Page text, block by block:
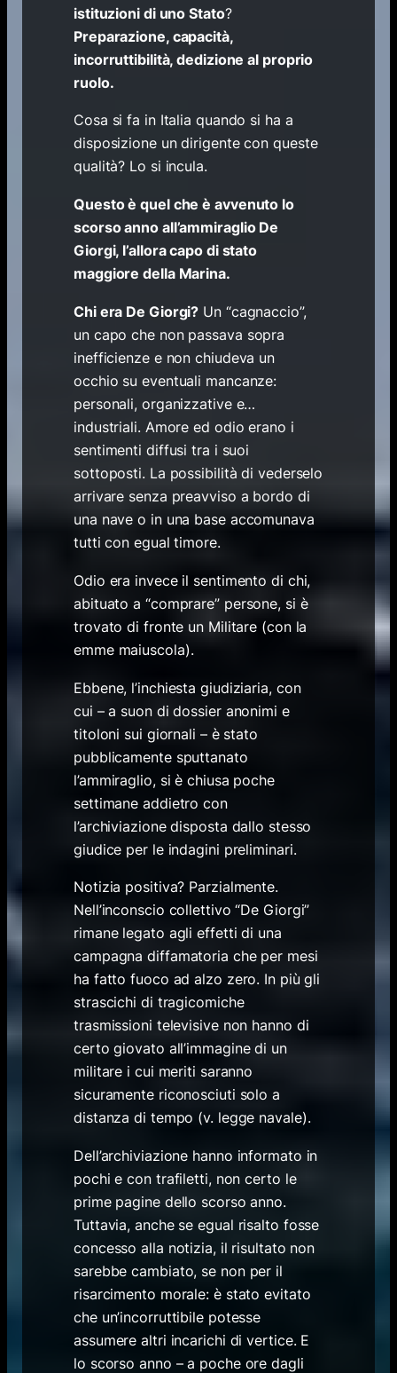
istituzioni di uno Stato?
Preparazione, capacità,
incorruttibilità, dedizione al proprio
ruolo.
Cosa si fa in Italia quando si ha a
disposizione un dirigente con queste
qualità? Lo si incula.
Questo è quel che è avvenuto lo
scorso anno all’ammiraglio De
Giorgi, l’allora capo di stato
maggiore della Marina.
Chi era De Giorgi? Un “cagnaccio”,
un capo che non passava sopra
inefficienze e non chiudeva un
occhio su eventuali mancanze:
personali, organizzative e…
industriali. Amore ed odio erano i
sentimenti diffusi tra i suoi
sottoposti. La possibilità di vederselo
arrivare senza preavviso a bordo di
una nave o in una base accomunava
tutti con egual timore.
Odio era invece il sentimento di chi,
abituato a “comprare” persone, si è
trovato di fronte un Militare (con la
emme maiuscola).
Ebbene, l’inchiesta giudiziaria, con
cui – a suon di dossier anonimi e
titoloni sui giornali – è stato
pubblicamente sputtanato
l’ammiraglio, si è chiusa poche
settimane addietro con
l’archiviazione disposta dallo stesso
giudice per le indagini preliminari.
Notizia positiva? Parzialmente.
Nell’inconscio collettivo “De Giorgi”
rimane legato agli effetti di una
campagna diffamatoria che per mesi
ha fatto fuoco ad alzo zero. In più gli
strascichi di tragicomiche
trasmissioni televisive non hanno di
certo giovato all’immagine di un
militare i cui meriti saranno
sicuramente riconosciuti solo a
distanza di tempo (v. legge navale).
Dell’archiviazione hanno informato in
pochi e con trafiletti, non certo le
prime pagine dello scorso anno.
Tuttavia, anche se egual risalto fosse
concesso alla notizia, il risultato non
sarebbe cambiato, se non per il
risarcimento morale: è stato evitato
che un’incorruttibile potesse
assumere altri incarichi di vertice. E
lo scorso anno – a poche ore dagli